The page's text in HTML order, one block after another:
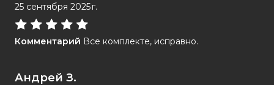
25 сентября 2025 г.
Комментарий Все комплекте, исправно.
Андрей З.